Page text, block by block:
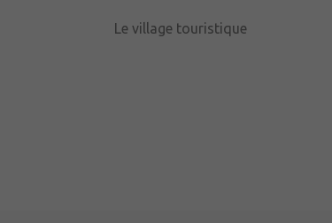
Le village touristique